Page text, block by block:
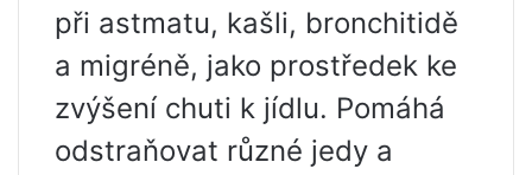
při astmatu, kašli, bronchitidě
a migréně, jako prostředek ke
zvýšení chuti k jídlu. Pomáhá
odstraňovat různé jedy a